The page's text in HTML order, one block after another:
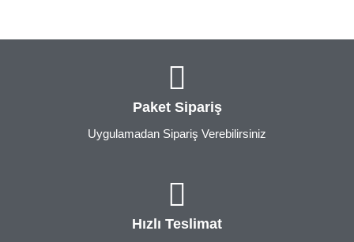
Paket Sipariş
Uygulamadan Sipariş Verebilirsiniz
Hızlı Teslimat